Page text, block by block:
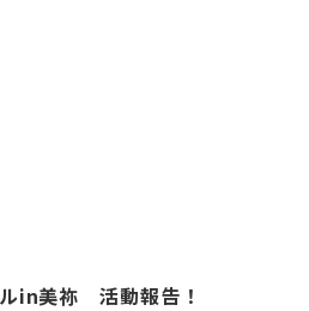
in美祢 活動報告！